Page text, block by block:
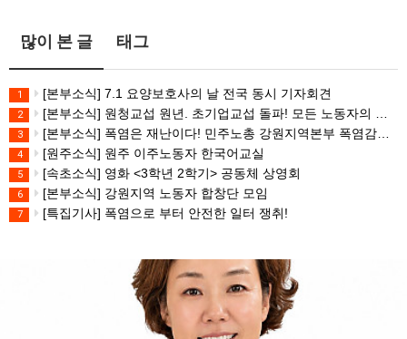
많이 본 글 태그
1 [본부소식] 7.1 요양보호사의 날 전국 동시 기자회견
2 [본부소식] 원청교섭 원년. 초기업교섭 돌파! 모든 노동자의 노동기본권 쟁취! 민주노총 7.15 총파업대회
3 [본부소식] 폭염은 재난이다! 민주노총 강원지역본부 폭염감시단 선포 기자회견
4 [원주소식] 원주 이주노동자 한국어교실
5 [속초소식] 영화 <3학년 2학기> 공동체 상영회
6 [본부소식] 강원지역 노동자 합창단 모임
7 [특집기사] 폭염으로 부터 안전한 일터 쟁취!